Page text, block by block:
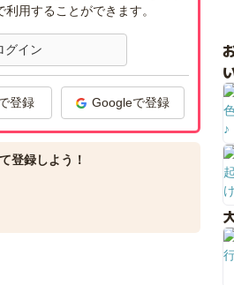
用することができます。
グイン
登録 Googleで登録
登録しよう！